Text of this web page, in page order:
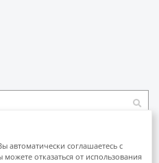
автоматически соглашаетесь с
отказаться от использования